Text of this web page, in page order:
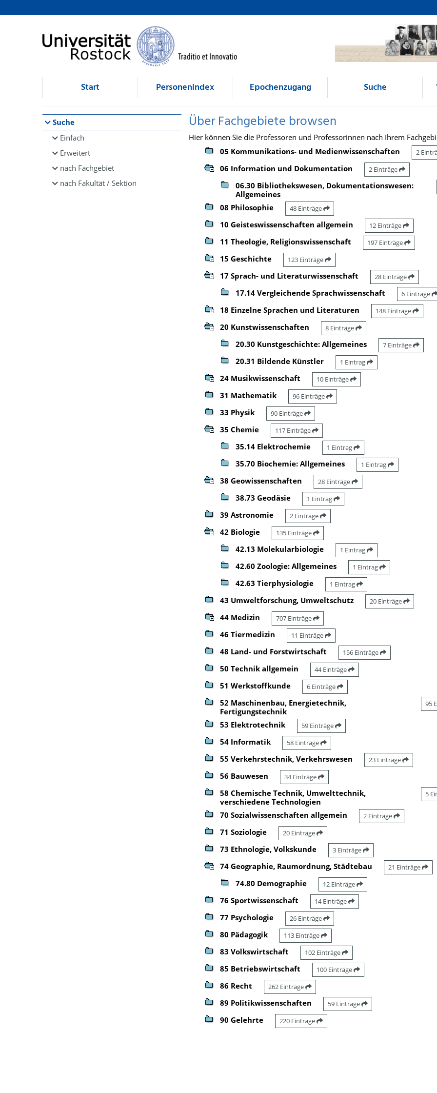
Browsen
direkt zum Inhalt
Start Personenindex Epochenzugang Suche
Suche
Einfach
Erweitert
nach Fachgebiet
nach Fakultät / Sektion
Über Fachgebiete browsen
Hier können Sie die Professoren und Professorinnen nach Ihrem
05 Kommunikations- und Medienwissenschaften
2
06 Information und Dokumentation 2 Einträge
06.30 Bibliothekswesen, Dokumentationswesen:
Allgemeines
08 Philosophie 48 Einträge
10 Geisteswissenschaften allgemein 12 Einträge
11 Theologie, Religionswissenschaft 197 Einträge
15 Geschichte 123 Einträge
17 Sprach- und Literaturwissenschaft 28 Einträge
17.14 Vergleichende Sprachwissenschaft 6 Einträge
18 Einzelne Sprachen und Literaturen 148 Einträge
20 Kunstwissenschaften 8 Einträge
20.30 Kunstgeschichte: Allgemeines 7 Einträge
20.31 Bildende Künstler 1 Eintrag
24 Musikwissenschaft 10 Einträge
31 Mathematik 96 Einträge
33 Physik 90 Einträge
35 Chemie 117 Einträge
35.14 Elektrochemie 1 Eintrag
35.70 Biochemie: Allgemeines 1 Eintrag
38 Geowissenschaften 28 Einträge
38.73 Geodäsie 1 Eintrag
39 Astronomie 2 Einträge
42 Biologie 135 Einträge
42.13 Molekularbiologie 1 Eintrag
42.60 Zoologie: Allgemeines 1 Eintrag
42.63 Tierphysiologie 1 Eintrag
43 Umweltforschung, Umweltschutz 20 Einträge
44 Medizin 707 Einträge
46 Tiermedizin 11 Einträge
48 Land- und Forstwirtschaft 156 Einträge
50 Technik allgemein 44 Einträge
51 Werkstoffkunde 6 Einträge
52 Maschinenbau, Energietechnik,
Fertigungstechnik
95
53 Elektrotechnik 59 Einträge
54 Informatik 58 Einträge
55 Verkehrstechnik, Verkehrswesen 23 Einträge
56 Bauwesen 34 Einträge
58 Chemische Technik, Umwelttechnik,
verschiedene Technologien
5
70 Sozialwissenschaften allgemein 2 Einträge
71 Soziologie 20 Einträge
73 Ethnologie, Volkskunde 3 Einträge
74 Geographie, Raumordnung, Städtebau 21 Einträge
74.80 Demographie 12 Einträge
76 Sportwissenschaft 14 Einträge
77 Psychologie 26 Einträge
80 Pädagogik 113 Einträge
83 Volkswirtschaft 102 Einträge
85 Betriebswirtschaft 100 Einträge
86 Recht 262 Einträge
89 Politikwissenschaften 59 Einträge
90 Gelehrte 220 Einträge